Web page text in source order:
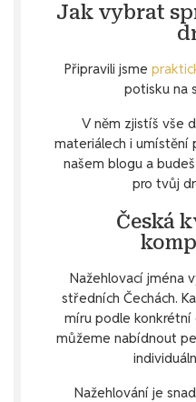
Jak vybrat
Připravili jsme
potisku na
V něm zjistíš vše
materiálech i umístění
našem blogu a
pro tvůj
Česká
Nažehlovací jména
středních Čechách.
míru podle konkrétní
můžeme nabídnout
Nažehlování je